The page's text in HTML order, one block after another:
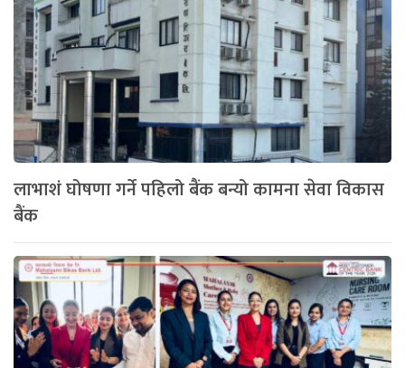
लाभाशं घोषणा गर्ने पहिलो बैंक बन्यो कामना सेवा विकास
बैंक